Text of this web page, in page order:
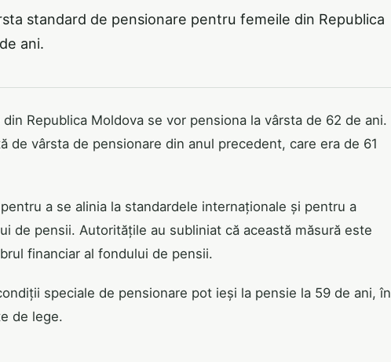
standard de pensionare pentru femeile din Republica
ani.
Republica Moldova se vor pensiona la vârsta de 62 de ani.
de vârsta de pensionare din anul precedent, care era de 61
a se alinia la standardele internaționale și pentru a
de pensii. Autoritățile au subliniat că această măsură este
financiar al fondului de pensii.
speciale de pensionare pot ieși la pensie la 59 de ani, în
de lege.